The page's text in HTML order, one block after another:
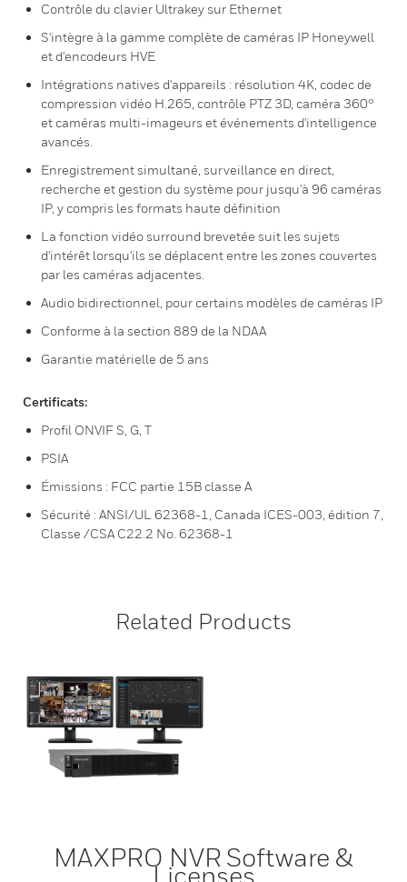
Contrôle du clavier Ultrakey sur Ethernet
S'intègre à la gamme complète de caméras IP Honeywell
et d'encodeurs HVE
Intégrations natives d'appareils : résolution 4K, codec de
compression vidéo H.265, contrôle PTZ 3D, caméra 360°
et caméras multi-imageurs et événements d'intelligence
avancés.
Enregistrement simultané, surveillance en direct,
recherche et gestion du système pour jusqu'à 96 caméras
IP, y compris les formats haute définition
La fonction vidéo surround brevetée suit les sujets
d'intérêt lorsqu'ils se déplacent entre les zones couvertes
par les caméras adjacentes.
Audio bidirectionnel, pour certains modèles de caméras IP
Conforme à la section 889 de la NDAA
Garantie matérielle de 5 ans
Certificats:
Profil ONVIF S, G, T
PSIA
Émissions : FCC partie 15B classe A
Sécurité : ANSI/UL 62368-1, Canada ICES-003, édition 7,
Classe /CSA C22.2 No. 62368-1
Related Products
MAXPRO NVR Software &
Licenses